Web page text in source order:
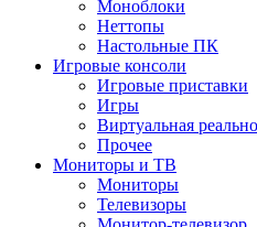
Моноблоки
Неттопы
Настольные ПК
Игровые консоли
Игровые приставки
Игры
Виртуальная
Прочее
Мониторы и ТВ
Мониторы
Телевизоры